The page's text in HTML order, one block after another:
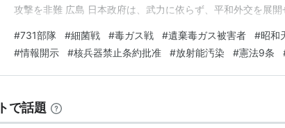
攻撃を非難 広島 日本政府は、武力に依らず、平和外交を展開
爆禁止佐世保市民会議など 市に「平和首長会議加盟を」と要
上げねば！！ 「核兵器廃絶…
#731部隊 #細菌戦 #毒ガス戦 #遺棄毒ガス被害者 #昭和
#情報開示 #核兵器禁止条約批准 #放射能汚染 #憲法9条
で話題